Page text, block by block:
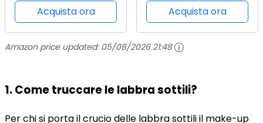
Rimpolpante - -
beyond Jelly Lipstick
- Libido - Donna
Acquista ora
- -soft Matte & Easy-
23 Laid Back 4 -
Donna
Acquista ora
Amazon price updated: 05/08/2026 21:48
1. Come truccare le labbra sottili?
Per chi si porta il crucio delle labbra sottili il make-up